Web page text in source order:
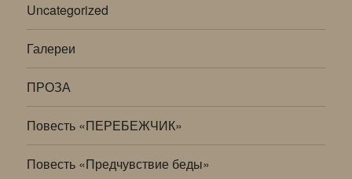
Uncategorized
Галереи
ПРОЗА
Повесть «ПЕРЕБЕЖЧИК»
Повесть «Предчувствие беды»